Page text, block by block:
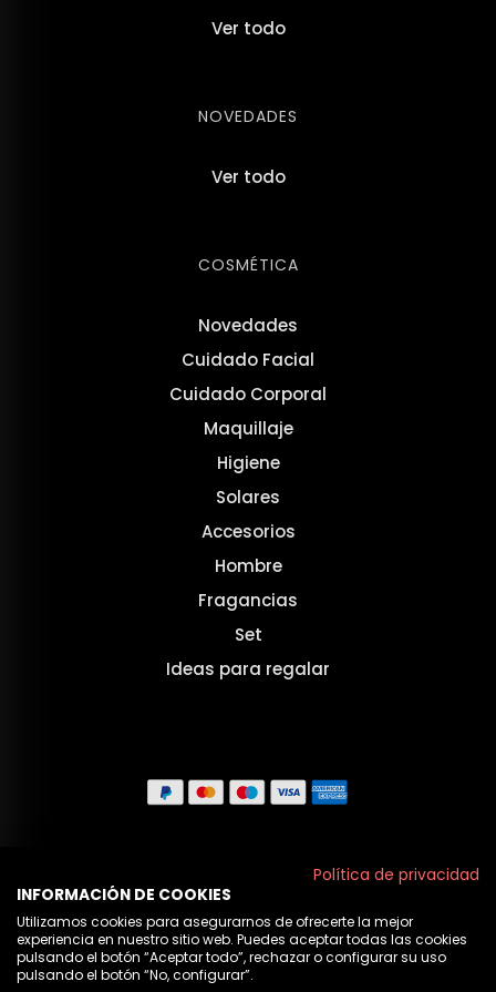
Ver todo
NOVEDADES
Ver todo
COSMÉTICA
Novedades
Cuidado Facial
Cuidado Corporal
Maquillaje
Higiene
Solares
Accesorios
Hombre
Fragancias
Set
Ideas para regalar
Política de cookies
Nosotros
Política de privacidad
INFORMACIÓN DE COOKIES
Utilizamos cookies para asegurarnos de ofrecerte la mejor
experiencia en nuestro sitio web. Puedes aceptar todas las cookies
pulsando el botón “Aceptar todo”, rechazar o configurar su uso
pulsando el botón “No, configurar”.